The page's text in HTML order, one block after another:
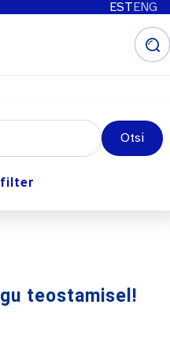
ESTENG
Otsi
filter
teostamisel!